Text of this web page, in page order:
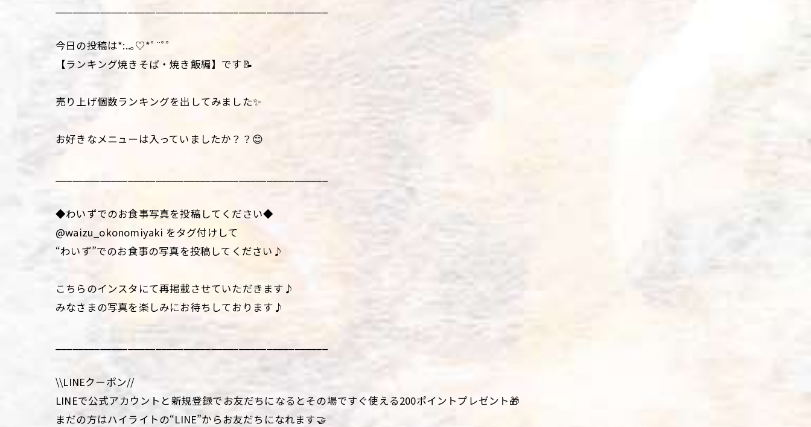
今日の投稿は*:..｡♡*ﾟ¨ﾟﾟ
【ランキング焼きそば・焼き飯編】です📝
売り上げ個数ランキングを出してみました✨
お好きなメニューは入っていましたか？？😊
◆わいずでのお食事写真を投稿してください◆
@waizu_okonomiyaki をタグ付けして
“わいず”でのお食事の写真を投稿してください♪
こちらのインスタにて再掲載させていただきます♪
みなさまの写真を楽しみにお待ちしております♪
\\LINEクーポン//
LINEで公式アカウントと新規登録でお友だちになるとその場ですぐ使える200ポイントプレゼント🎁
まだの方はハイライトの“LINE”からお友だちになれます🤝